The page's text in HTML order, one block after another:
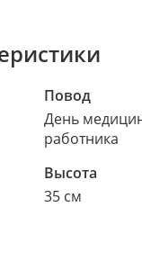
Повод
День
работника
Высота
35 см